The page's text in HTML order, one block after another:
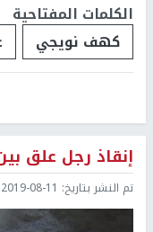
الكلمات المفتاحية
كهف نويجي
إنقاذ رجل علق
تم النشر بتاريخ: 2019-08-11 10:11